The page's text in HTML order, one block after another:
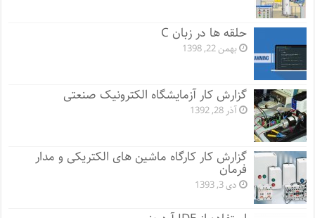
حلقه ها در زبان C
بهمن 22, 1398
گزارش کار آزمایشگاه الکترونیک صنعتی
آذر 28, 1392
گزارش کار کارگاه ماشین های الکتریکی و مدار
فرمان
دی 3, 1393